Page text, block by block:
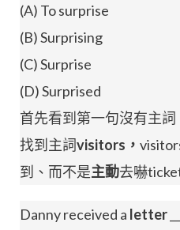
(A) To surprise
(B) Surprising
(C) Surprise
(D) Surprised
首先看到第一句沒有主
找到主詞visitors，
到、而不是主動去嚇
Danny received a letter